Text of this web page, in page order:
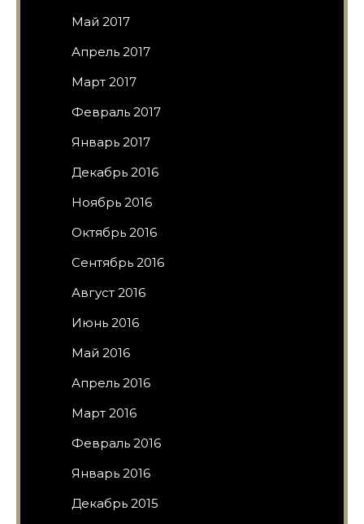
Май 2017
Апрель 2017
Март 2017
Февраль 2017
Январь 2017
Декабрь 2016
Ноябрь 2016
Октябрь 2016
Сентябрь 2016
Август 2016
Июнь 2016
Май 2016
Апрель 2016
Март 2016
Февраль 2016
Январь 2016
Декабрь 2015